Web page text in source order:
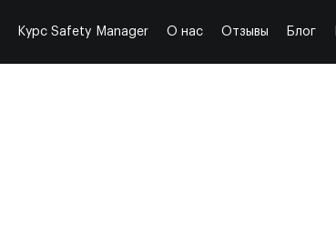
Курс Safety Manager О нас Отзывы Блог